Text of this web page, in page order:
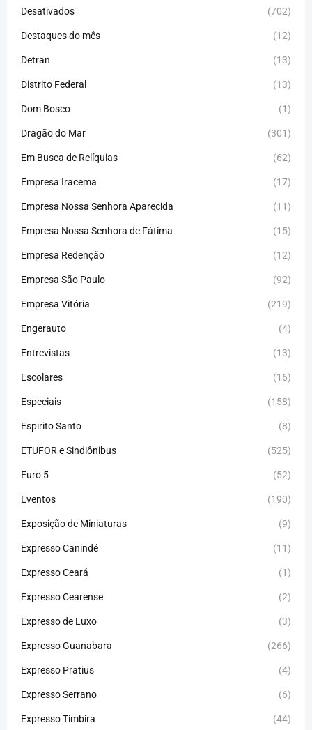
Desativados (702)
Destaques do mês (12)
Detran (13)
Distrito Federal (13)
Dom Bosco (1)
Dragão do Mar (301)
Em Busca de Relíquias (62)
Empresa Iracema (17)
Empresa Nossa Senhora Aparecida (11)
Empresa Nossa Senhora de Fátima (15)
Empresa Redenção (12)
Empresa São Paulo (92)
Empresa Vitória (219)
Engerauto (4)
Entrevistas (13)
Escolares (16)
Especiais (158)
Espirito Santo (8)
ETUFOR e Sindiônibus (525)
Euro 5 (52)
Eventos (190)
Exposição de Miniaturas (9)
Expresso Canindé (11)
Expresso Ceará (1)
Expresso Cearense (2)
Expresso de Luxo (3)
Expresso Guanabara (266)
Expresso Pratius (4)
Expresso Serrano (6)
Expresso Timbira (44)